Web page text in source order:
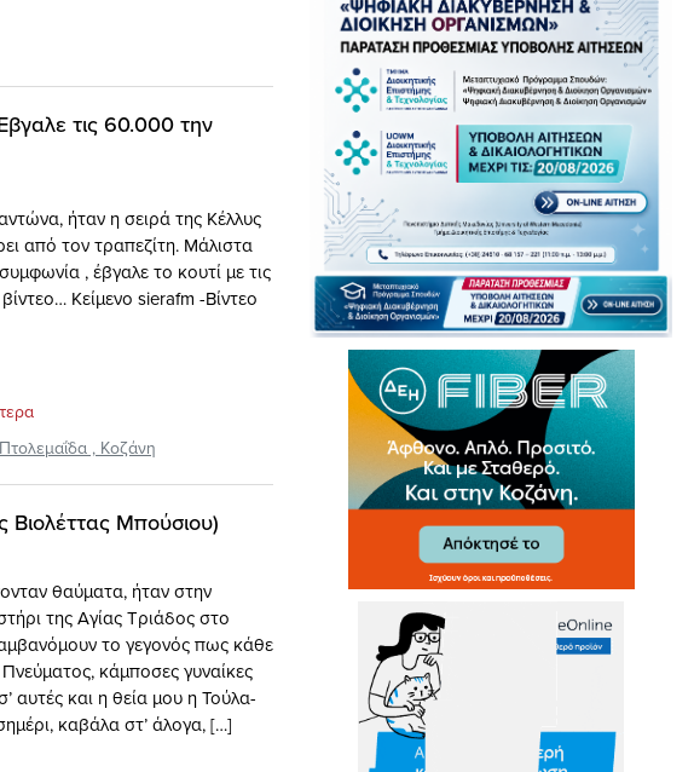
τις 60.000 την
ήταν η σειρά της Κέλλυς
από τον τραπεζίτη. Μάλιστα
, έβγαλε το κουτί με τις
Kείμενο sierafm -Βίντεο
, Κοζάνη
Βιολέττας Μπούσιου)
θαύματα, ήταν στην
της Αγίας Τριάδος στο
το γεγονός πως κάθε
κάμποσες γυναίκες
αυτές και η θεία μου η Τούλα-
καβάλα στ’ άλογα, […]